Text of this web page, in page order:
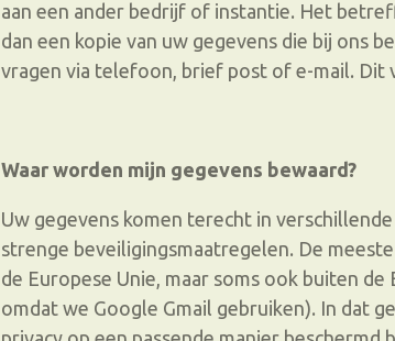
aan een ander bedrijf of instantie. Het
dan een kopie van uw gegevens die bij ons
vragen via telefoon, brief post of e-mail.
Waar worden mijn gegevens bewaard?
Uw gegevens komen terecht in
strenge beveiligingsmaatregelen. De
de Europese Unie, maar soms ook buiten de
omdat we Google Gmail gebruiken). In dat